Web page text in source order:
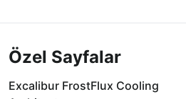
Özel Sayfalar
Excalibur FrostFlux Cooling